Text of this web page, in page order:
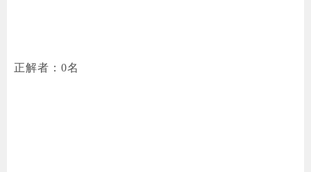
正解者：0名